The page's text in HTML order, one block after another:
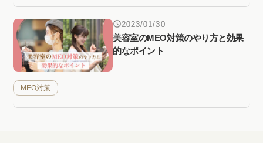
2023/01/30
美容室のMEO対策のやり方と効果
的なポイント
MEO対策